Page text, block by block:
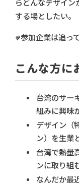
らどんなデザイ
する場としたい。
※参加企業は追っ
こんな方に
台湾のサー
組みに興味
デザイン（
ン）を生業
台湾で熱量
ンに取り組
なんだか最